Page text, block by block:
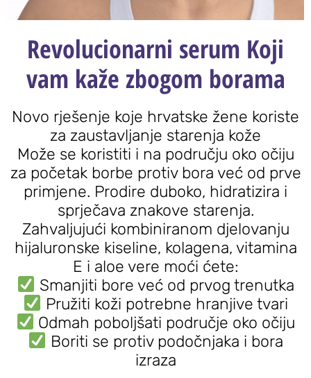
Revolucionarni serum Koji
vam kaže zbogom borama
Novo rješenje koje hrvatske žene koriste
za zaustavljanje starenja kože
Može se koristiti i na području oko očiju
za početak borbe protiv bora već od prve
primjene. Prodire duboko, hidratizira i
sprječava znakove starenja.
Zahvaljujući kombiniranom djelovanju
hijaluronske kiseline, kolagena, vitamina
E i aloe vere moći ćete:
Smanjiti bore već od prvog trenutka
Pružiti koži potrebne hranjive tvari
Odmah poboljšati područje oko očiju
Boriti se protiv podočnjaka i bora
izraza